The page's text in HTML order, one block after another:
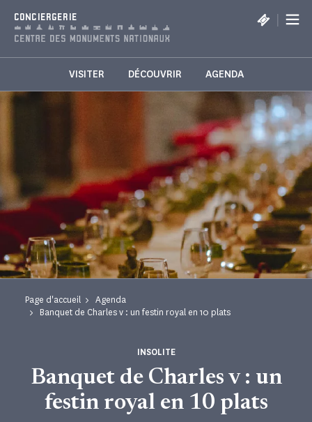
CONCIERGERIE |
VISITER DÉCOUVRIR AGENDA
Page d'accueil
Agenda
Banquet de Charles v : un festin royal en 10 plats
Banquet de Charles v : un
festin royal en 10 plats
INSOLITE